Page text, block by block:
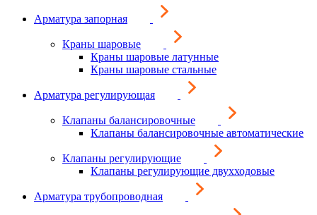
Арматура запорная
Краны шаровые
Краны шаровые латунные
Краны шаровые стальные
Арматура регулирующая
Клапаны балансировочные
Клапаны балансировочные автоматические
Клапаны регулирующие
Клапаны регулирующие двухходовые
Арматура трубопроводная